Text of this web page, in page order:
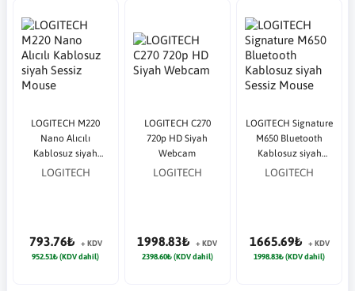
LOGITECH M220
Nano Alıcılı
Kablosuz siyah
Sessiz Mouse
LOGITECH
793.76₺
+ KDV
952.51₺ (KDV dahil)
LOGITECH C270
720p HD Siyah
Webcam
LOGITECH
1998.83₺
+ KDV
2398.60₺ (KDV dahil)
LOGITECH Signature
M650 Bluetooth
Kablosuz siyah
Sessiz Mouse
LOGITECH
1665.69₺
+ KDV
1998.83₺ (KDV dahil)